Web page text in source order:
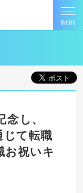
し、
じて転職
お祝いキ